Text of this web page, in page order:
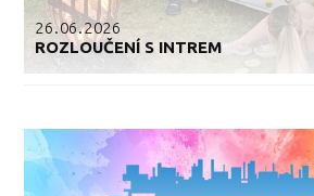
26.06.2026
ROZLOUČENÍ S INTREM